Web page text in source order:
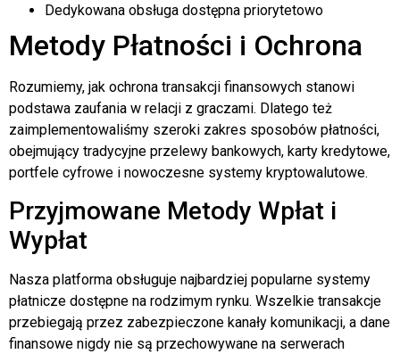
Dedykowana obsługa dostępna priorytetowo
Metody Płatności i Ochrona
Rozumiemy, jak ochrona transakcji finansowych stanowi
podstawa zaufania w relacji z graczami. Dlatego też
zaimplementowaliśmy szeroki zakres sposobów płatności,
obejmujący tradycyjne przelewy bankowych, karty kredytowe,
portfele cyfrowe i nowoczesne systemy kryptowalutowe.
Przyjmowane Metody Wpłat i
Wypłat
Nasza platforma obsługuje najbardziej popularne systemy
płatnicze dostępne na rodzimym rynku. Wszelkie transakcje
przebiegają przez zabezpieczone kanały komunikacji, a dane
finansowe nigdy nie są przechowywane na serwerach